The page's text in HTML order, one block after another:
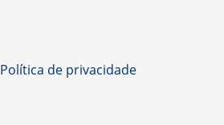
Política de privacidade